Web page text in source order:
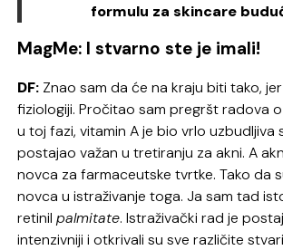
formulu za skincare
MagMe: I stvarno ste je imali!
DF: Znao sam da će na kraju biti tako,
fiziologiji. Pročitao sam pregršt radova
u toj fazi, vitamin A je bio vrlo uzbudljiva
postajao važan u tretiranju za akni. A
novca za farmaceutske tvrtke. Tako da
novca u istraživanje toga. Ja sam tad
retinilpalmitate. Istraživački rad je
intenzivniji i otkrivali su sve različite